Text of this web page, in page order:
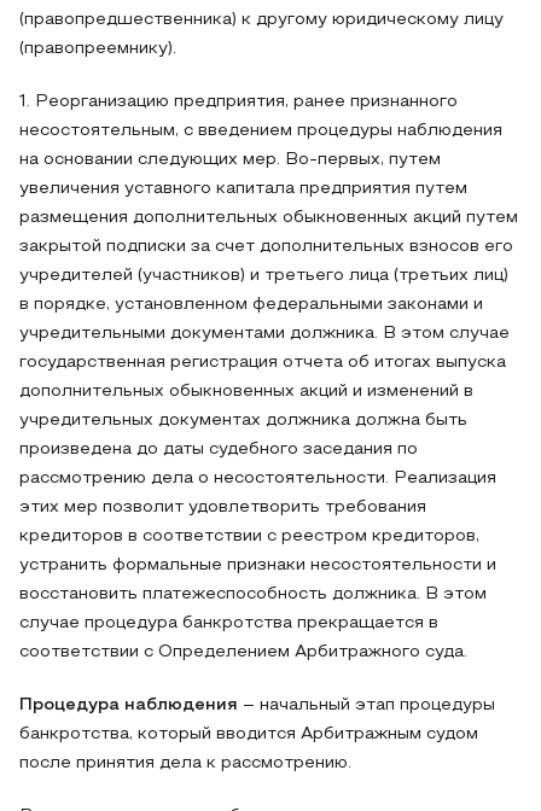
(правопредшественника) к другому юридическому лицу
(правопреемнику).
1. Реорганизацию предприятия, ранее признанного
несостоятельным, с введением процедуры наблюдения
на основании следующих мер. Во-первых, путем
увеличения уставного капитала предприятия путем
размещения дополнительных обыкновенных акций путем
закрытой подписки за счет дополнительных взносов его
учредителей (участников) и третьего лица (третьих лиц)
в порядке, установленном федеральными законами и
учредительными документами должника. В этом случае
государственная регистрация отчета об итогах выпуска
дополнительных обыкновенных акций и изменений в
учредительных документах должника должна быть
произведена до даты судебного заседания по
рассмотрению дела о несостоятельности. Реализация
этих мер позволит удовлетворить требования
кредиторов в соответствии с реестром кредиторов,
устранить формальные признаки несостоятельности и
восстановить платежеспособность должника. В этом
случае процедура банкротства прекращается в
соответствии с Определением Арбитражного суда.
Процедура наблюдения – начальный этап процедуры
банкротства, который вводится Арбитражным судом
после принятия дела к рассмотрению.